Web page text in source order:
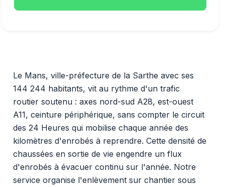
Le Mans, ville-préfecture de la Sarthe avec ses
144 244 habitants, vit au rythme d'un trafic
routier soutenu : axes nord-sud A28, est-ouest
A11, ceinture périphérique, sans compter le circuit
des 24 Heures qui mobilise chaque année des
kilomètres d'enrobés à reprendre. Cette densité de
chaussées en sortie de vie engendre un flux
d'enrobés à évacuer continu sur l'année. Notre
service organise l'enlèvement sur chantier sous